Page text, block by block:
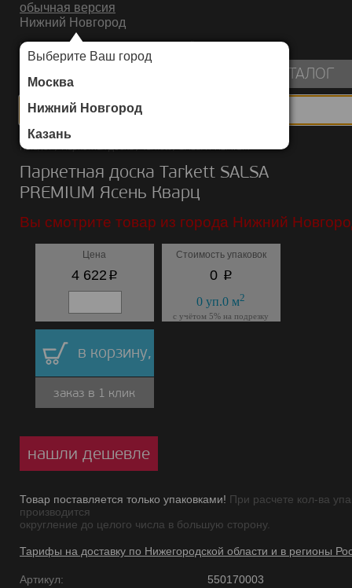
обычная версия
Нижний Новгород
Выберите Ваш город
Москва
Нижний Новгород
Казань
ИНТЕРНЕТ-МАГАЗИН НАПОЛЬНЫХ ПОКРЫТИЙ
КАТАЛОГ
Каталог/Паркетная доска/Tarkett/SALSA PREMIUM
Паркетная доска Tarkett SALSA
PREMIUM Ясень Кварц
Вы смотрите товар из города Нижний
Цена
4 622 p
Стоимость упаковок
0 p
0 уп.0 м2
с учётом 5% на подрезку
в корзину,
заказ в 1 клик
нашли дешевле
Товар поставляется только упаковками! При расчете кол-ва
производится
округление до целого числа в большую сторону.
Тарифы на доставку по Нижегородской области и в регионы
Артикул:
550170003